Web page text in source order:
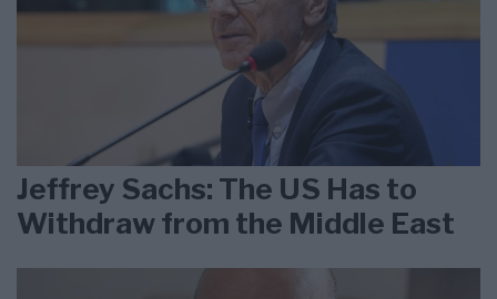
Jeffrey Sachs: The US Has to
Withdraw from the Middle East